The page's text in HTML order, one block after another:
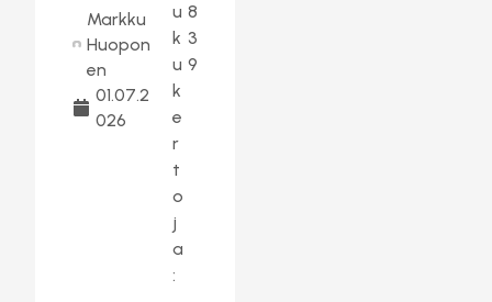
Markku
Huopon
en
01.07.2
026
u
k
u
k
e
r
t
o
j
a
:
8
3
9